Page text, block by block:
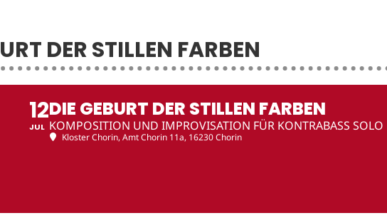
DER STILLEN FARBEN
12
JUL
DIE GEBURT DER STILLEN FARBEN
KOMPOSITION UND IMPROVISATION FÜR KONTRABASS SOLO
Kloster Chorin, Amt Chorin 11a, 16230 Chorin